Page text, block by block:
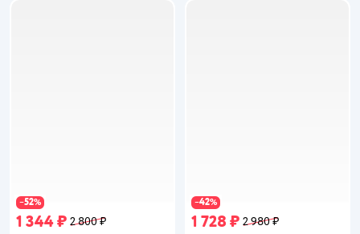
−52%
1 344 ₽ 2 800 ₽
−42%
1 728 ₽ 2 980 ₽